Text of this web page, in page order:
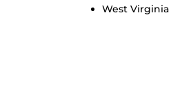
West Virginia